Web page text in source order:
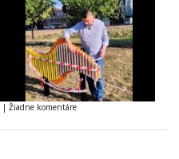
| Žiadne komentáre